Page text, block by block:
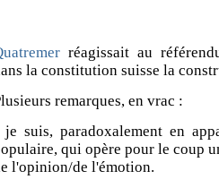
réagissait au
la constitution suisse la
remarques, en vrac :
suis, paradoxalement en
qui opère pour le coup
l'opinion/de l'émotion.